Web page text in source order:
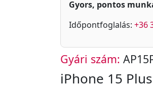
Gyors, pontos
Időpontfoglalás: +36
Gyári szám:
iPhone 15